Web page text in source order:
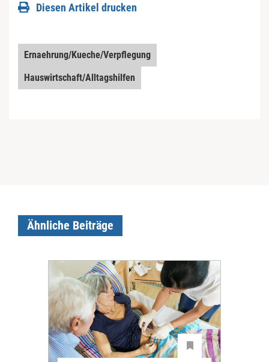
Diesen Artikel drucken
Ernaehrung/Kueche/Verpflegung
Hauswirtschaft/Alltagshilfen
Ähnliche Beiträge